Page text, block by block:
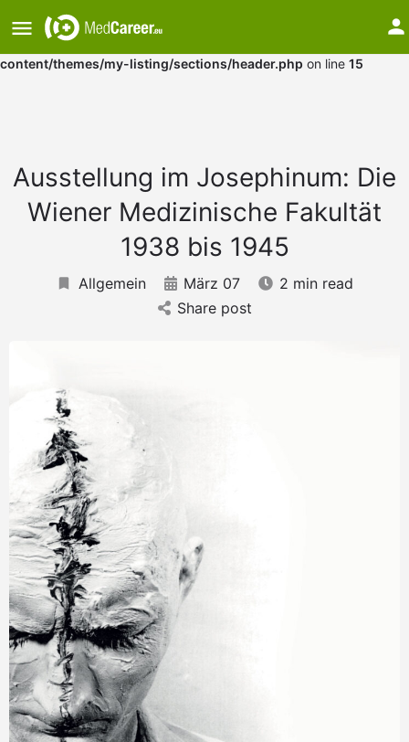
Warning: Undefined array key "medium" in
/var/www/vhosts/mkggnazs.host241.checkdomain.de/htdocs/
content/themes/my-listing/sections/header.php on line 15
Ausstellung im Josephinum: Die
Wiener Medizinische Fakultät
1938 bis 1945
Allgemein März 07
2 min read
Share post